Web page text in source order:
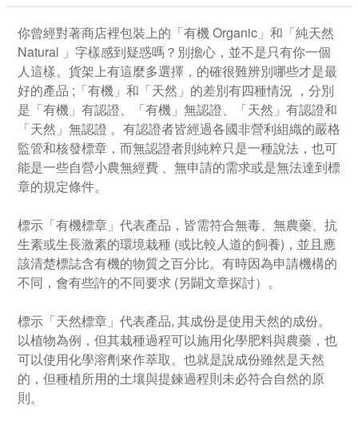
你曾經對著商店裡包裝上的「有機 Organic」和「純天然
Natural 」字樣感到疑惑嗎？別擔心，並不是只有你一個
人這樣。貨架上有這麼多選擇，的確很難辨別哪些才是最
好的產品 ;「有機」和「天然」的差別有四種情況 ，分別
是「有機」有認證、「有機」無認證、「天然」有認證和
「天然」無認證 。有認證者皆經過各國非營利組織的嚴格
監管和核發標章，而無認證者則純粹只是一種說法，也可
能是一些自營小農無經費 、無申請的需求或是無法達到標
章的規定條件。
標示「有機標章」代表產品，皆需符合無毒、無農藥、抗
生素或生長激素的環境栽種 (或比較人道的飼養)，並且應
該清楚標誌含有機的物質之百分比。有時因為申請機構的
不同，會有些許的不同要求 (另闢文章探討）。
標示「天然標章」代表產品, 其成份是使用天然的成份。
以植物為例，但其栽種過程可以施用化學肥料與農藥，也
可以使用化學溶劑來作萃取。也就是說成份雖然是天然
的，但種植所用的土壤與提鍊過程則未必符合自然的原
則。